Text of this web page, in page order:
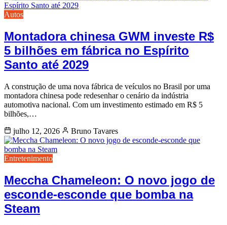
Autos
Montadora chinesa GWM investe R$
5 bilhões em fábrica no Espírito
Santo até 2029
A construção de uma nova fábrica de veículos no Brasil por uma
montadora chinesa pode redesenhar o cenário da indústria
automotiva nacional. Com um investimento estimado em R$ 5
bilhões,…
julho 12, 2026
Bruno Tavares
Entretenimento
Meccha Chameleon: O novo jogo de
esconde-esconde que bomba na
Steam